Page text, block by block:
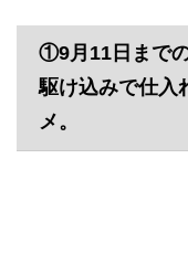
①9月11日まで
駆け込みで仕入
メ。